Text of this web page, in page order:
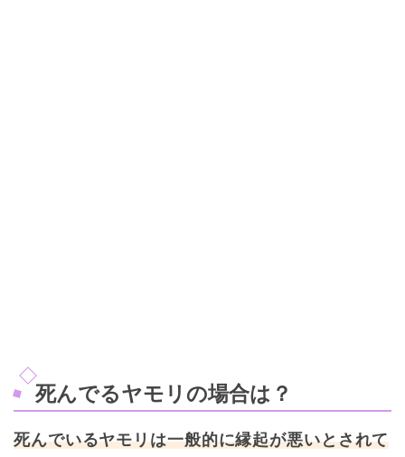
死んでるヤモリの場合は？
死んでいるヤモリは一般的に縁起が悪いとされて